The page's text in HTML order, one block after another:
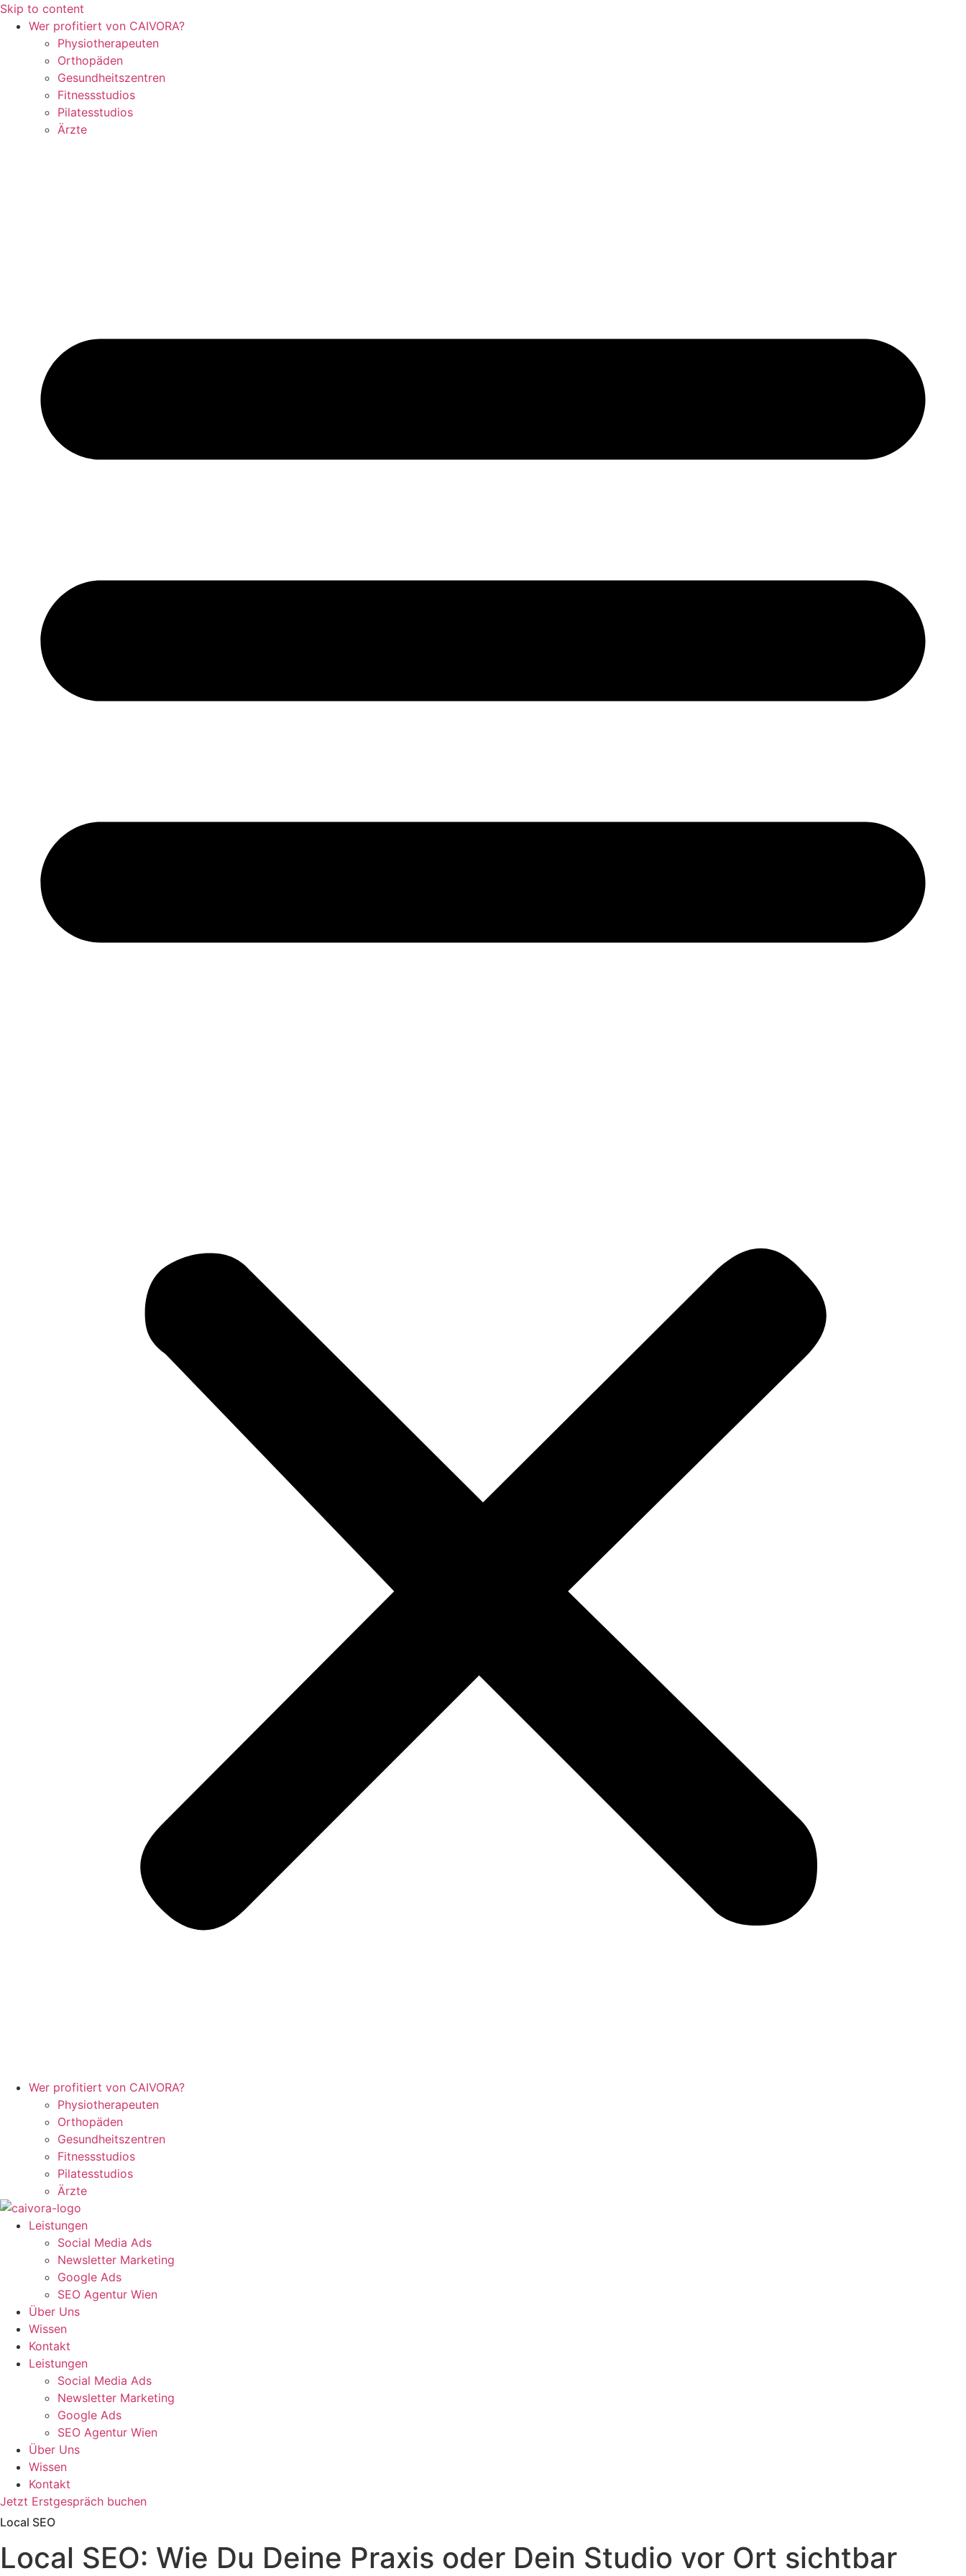
Skip to content
Wer profitiert von CAIVORA?
Physiotherapeuten
Orthopäden
Gesundheitszentren
Fitnessstudios
Pilatesstudios
Ärzte
Wer profitiert von CAIVORA?
Physiotherapeuten
Orthopäden
Gesundheitszentren
Fitnessstudios
Pilatesstudios
Ärzte
Leistungen
Social Media Ads
Newsletter Marketing
Google Ads
SEO Agentur Wien
Über Uns
Wissen
Kontakt
Leistungen
Social Media Ads
Newsletter Marketing
Google Ads
SEO Agentur Wien
Über Uns
Wissen
Kontakt
Jetzt Erstgespräch buchen
Local SEO
Local SEO: Wie Du Deine Praxis oder Dein Studio vor Ort sichtbar